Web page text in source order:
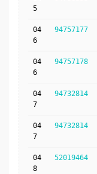
5
04
6
94757177
04
6
94757178
04
7
94732814
04
7
94732814
04
8
52019464